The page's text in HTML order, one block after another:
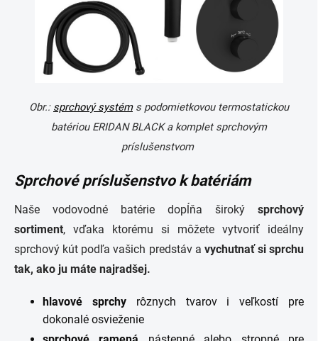
Obr.: sprchový systéms podomietkovou termostatickou
batériou ERIDAN BLACK a komplet sprchovým
príslušenstvom
Sprchové príslušenstvo k batériám
Naše vodovodné batérie dopĺňa široký sprchový
sortiment, vďaka ktorému si môžete vytvoriť ideálny
sprchový kút podľa vašich predstáv a vychutnať si sprchu
tak, ako ju máte najradšej.
hlavové sprchyrôznych tvarov i veľkostí pre
dokonalé osvieženie